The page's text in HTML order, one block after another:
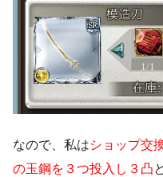
なので、私はショップ交
の玉鋼を３つ投入し３凸